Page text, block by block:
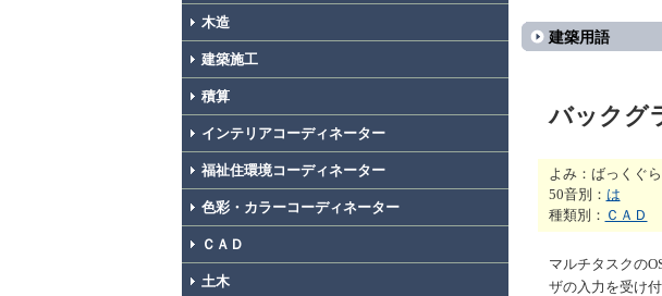
木造
建築施工
積算
インテリアコーディネーター
福祉住環境コーディネーター
色彩・カラーコーディネーター
ＣＡＤ
土木
建築用語
バックグ
よみ：ばっくぐ
50音別： は
種類別： ＣＡＤ
マルチタスクの
ザの入力を受け